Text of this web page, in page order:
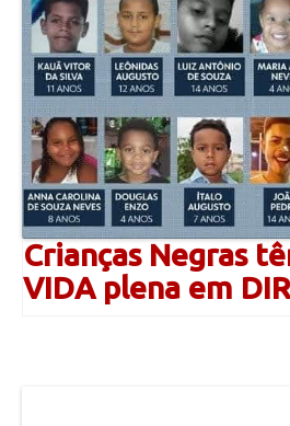
Crianças Negras
VIDA plena em